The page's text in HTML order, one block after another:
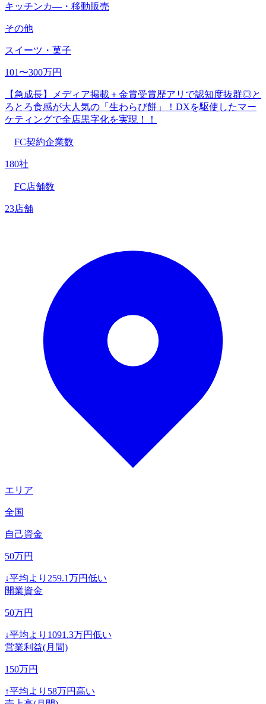
キッチンカ―・移動販売
その他
スイーツ・菓子
101〜300万円
【急成長】メディア掲載＋金賞受賞歴アリで認知度抜群◎と
ろとろ食感が大人気の「生わらび餅」！DXを駆使したマー
ケティングで全店黒字化を実現！！
FC契約企業数
180社
FC店舗数
23店舗
エリア
全国
自己資金
50万円
↓平均より 259.1万円低い
開業資金
50万円
↓平均より 1091.3万円低い
営業利益(月間)
150万円
↑平均より 58万円高い